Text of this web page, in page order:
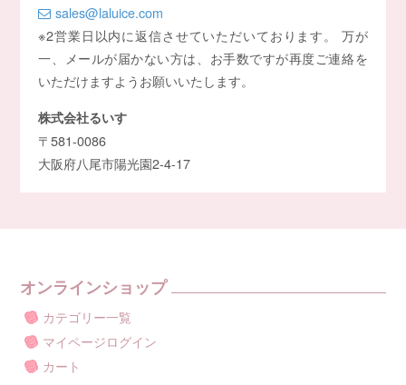
sales@laluice.com
※2営業日以内に返信させていただいております。 万が
一、メールが届かない方は、お手数ですが再度ご連絡を
いただけますようお願いいたします。
株式会社るいす
〒581-0086
大阪府八尾市陽光園2-4-17
オンラインショップ
カテゴリー一覧
マイページログイン
カート